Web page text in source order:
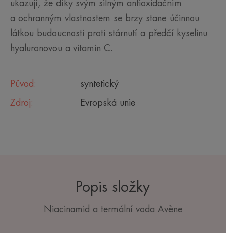
ukazují, že díky svým silným antioxidačním
a ochranným vlastnostem se brzy stane účinnou
látkou budoucnosti proti stárnutí a předčí kyselinu
hyaluronovou a vitamin C.
Původ: syntetický
Zdroj: Evropská unie
Popis složky
Niacinamid a termální voda Avène